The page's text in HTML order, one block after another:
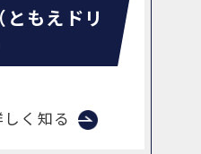
（ともえドリ
しく知る